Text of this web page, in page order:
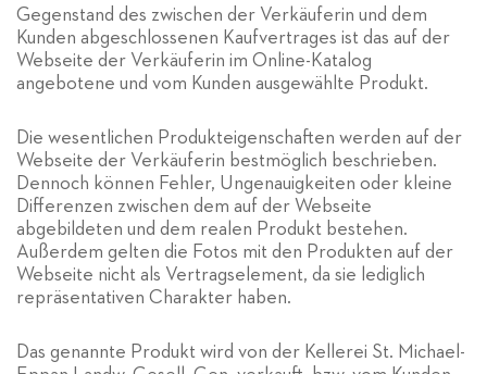
Gegenstand des zwischen der Verkäuferin und dem
Kunden abgeschlossenen Kaufvertrages ist das auf der
Webseite der Verkäuferin im Online-Katalog
angebotene und vom Kunden ausgewählte Produkt.
Die wesentlichen Produkteigenschaften werden auf der
Webseite der Verkäuferin bestmöglich beschrieben.
Dennoch können Fehler, Ungenauigkeiten oder kleine
Differenzen zwischen dem auf der Webseite
abgebildeten und dem realen Produkt bestehen.
Außerdem gelten die Fotos mit den Produkten auf der
Webseite nicht als Vertragselement, da sie lediglich
repräsentativen Charakter haben.
Das genannte Produkt wird von der Kellerei St. Michael-